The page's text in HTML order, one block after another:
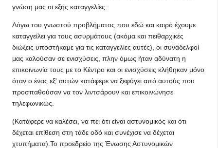
γνώση μας οι εξής καταγγελίες:
Λόγω του γνωστού προβλήματος που εδώ και καιρό έχουμε
καταγγείλει για τους ασυρμάτους (ακόμα και πειθαρχικές
διώξεις υποστήκαμε για τις καταγγελίες αυτές), οι συνάδελφοί
μας καλούσαν σε ενισχύσεις, πλην όμως ήταν αδύνατη η
επικοινωνία τους με το Κέντρο και οι ενισχύσεις κλήθηκαν μόνο
όταν ο ένας εξ' αυτών κατάφερε να ξεφύγει από αυτούς που
προσπαθούσαν να τον λιντσάρουν και επικοινώνησε
τηλεφωνικώς.
(Κατάφερε να καλέσει, να πει ότι είναι αστυνομικός και ότι
δέχεται επίθεση στη τάδε οδό και συνέχισε να δέχεται
χτυπήματα).Το προεδρείο της Ένωσης Αστυνομικών